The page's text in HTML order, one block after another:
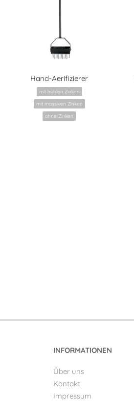
Hand-Aerifizierer
mit hohlen Zinken
mit massiven Zinken
ohne Zinken
INFORMATIONEN
Über uns
Kontakt
Impressum